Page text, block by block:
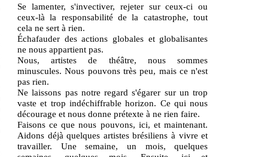
Se lamenter, s'invectiver, rejeter sur ceux-ci ou
ceux-là la responsabilité de la catastrophe, tout
cela ne sert à rien.
Échafauder des actions globales et globalisantes
ne nous appartient pas.
Nous, artistes de théâtre, nous sommes
minuscules. Nous pouvons très peu, mais ce n'est
pas rien.
Ne laissons pas notre regard s'égarer sur un trop
vaste et trop indéchiffrable horizon. Ce qui nous
décourage et nous donne prétexte à ne rien faire.
Faisons ce que nous pouvons, ici, et maintenant.
Aidons déjà quelques artistes brésiliens à vivre et
travailler. Une semaine, un mois, quelques